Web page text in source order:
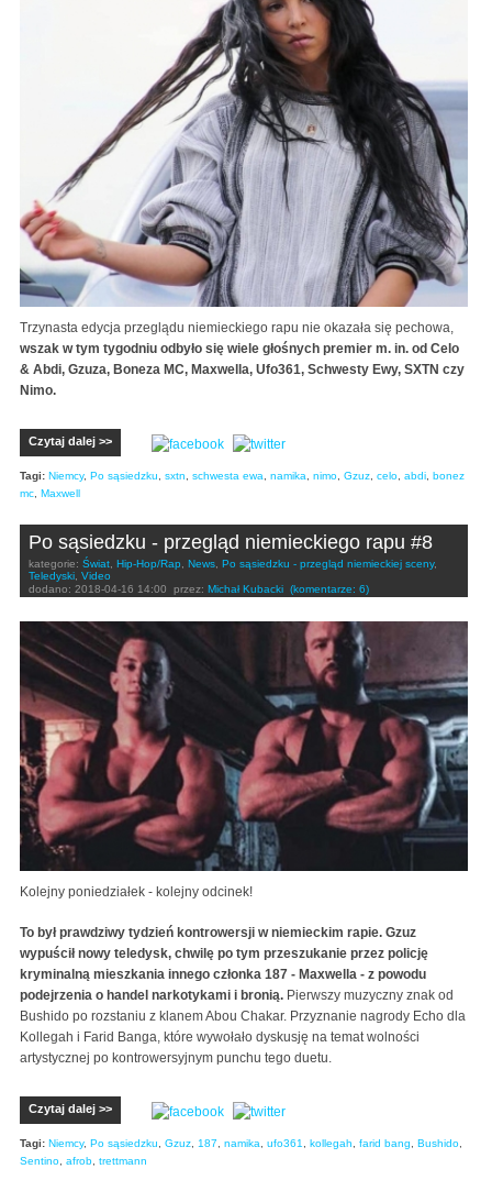
Trzynasta edycja przeglądu niemieckiego rapu nie okazała się pechowa,
wszak w tym tygodniu odbyło się wiele głośnych premier m. in. od Celo
& Abdi, Gzuza, Boneza MC, Maxwella, Ufo361, Schwesty Ewy, SXTN czy
Nimo.
Czytaj dalej >>
Tagi: Niemcy, Po sąsiedzku, sxtn, schwesta ewa, namika, nimo, Gzuz, celo, abdi, bonez
mc, Maxwell
Po sąsiedzku - przegląd niemieckiego rapu #8
kategorie: Świat, Hip-Hop/Rap, News, Po sąsiedzku - przegląd niemieckiej sceny,
Teledyski, Video
dodano: 2018-04-16 14:00 przez: Michał Kubacki (komentarze: 6)
Kolejny poniedziałek - kolejny odcinek!
To był prawdziwy tydzień kontrowersji w niemieckim rapie. Gzuz
wypuścił nowy teledysk, chwilę po tym przeszukanie przez policję
kryminalną mieszkania innego członka 187 - Maxwella - z powodu
podejrzenia o handel narkotykami i bronią. Pierwszy muzyczny znak od
Bushido po rozstaniu z klanem Abou Chakar. Przyznanie nagrody Echo dla
Kollegah i Farid Banga, które wywołało dyskusję na temat wolności
artystycznej po kontrowersyjnym punchu tego duetu.
Czytaj dalej >>
Tagi: Niemcy, Po sąsiedzku Gzuz 187 namika ufo361 kollegah farid bang Bushido
Sentino afrob trettmann